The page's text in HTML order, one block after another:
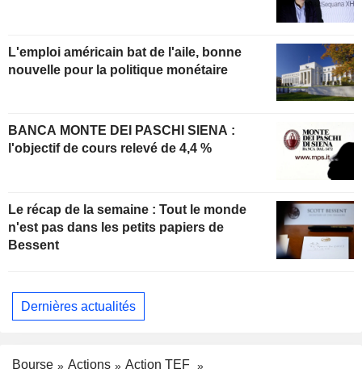
L'emploi américain bat de l'aile, bonne
nouvelle pour la politique monétaire
BANCA MONTE DEI PASCHI SIENA :
l'objectif de cours relevé de 4,4 %
Le récap de la semaine : Tout le monde
n'est pas dans les petits papiers de
Bessent
Dernières actualités
Bourse Actions
Action TEF